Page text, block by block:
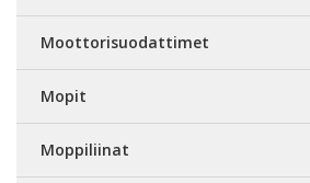
Moottorisuodattimet
Mopit
Moppiliinat